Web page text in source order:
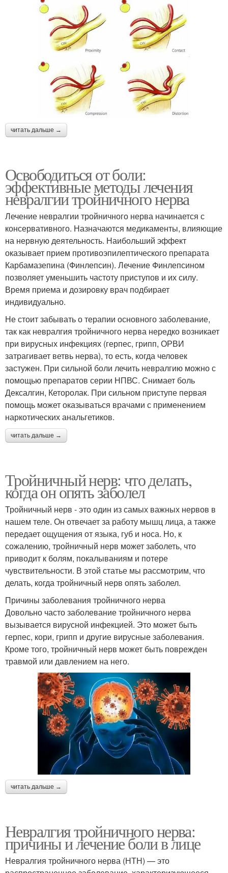
читать дальше →
Освободиться от боли:
эффективные методы лечения
невралгии тройничного нерва
Лечение невралгии тройничного нерва начинается с
консервативного. Назначаются медикаменты, влияющие
на нервную деятельность. Наибольший эффект
оказывает прием противоэпилептического препарата
Карбамазепина (Финлепсин). Лечение Финлепсином
позволяет уменьшить частоту приступов и их силу.
Время приема и дозировку врач подбирает
индивидуально.
Не стоит забывать о терапии основного заболевание,
так как невралгия тройничного нерва нередко возникает
при вирусных инфекциях (герпес, грипп, ОРВИ
затрагивает ветвь нерва), то есть, когда человек
застужен. При сильной боли лечить невралгию можно с
помощью препаратов серии НПВС. Снимает боль
Дексалгин, Кеторолак. При сильном приступе первая
помощь может оказываться врачами с применением
наркотических анальгетиков.
читать дальше →
Тройничный нерв: что делать,
когда он опять заболел
Тройничный нерв - это один из самых важных нервов в
нашем теле. Он отвечает за работу мышц лица, а также
передает ощущения от языка, губ и носа. Но, к
сожалению, тройничный нерв может заболеть, что
приводит к болям, покалываниям и потере
чувствительности. В этой статье мы рассмотрим, что
делать, когда тройничный нерв опять заболел.
Причины заболевания тройничного нерва
Довольно часто заболевание тройничного нерва
вызывается вирусной инфекцией. Это может быть
герпес, кори, грипп и другие вирусные заболевания.
Кроме того, тройничный нерв может быть поврежден
травмой или давлением на него.
читать дальше →
Невралгия тройничного нерва:
причины и лечение боли в лице
Невралгия тройничного нерва (НТН) — это